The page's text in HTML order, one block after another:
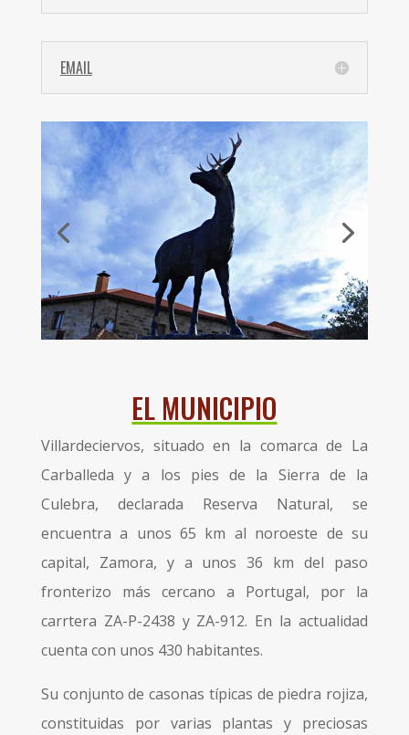
EMAIL
EL MUNICIPIO
Villardeciervos, situado en la comarca de La
Carballeda y a los pies de la Sierra de la
Culebra, declarada Reserva Natural, se
encuentra a unos 65 km al noroeste de su
capital, Zamora, y a unos 36 km del paso
fronterizo más cercano a Portugal, por la
carrtera ZA-P-2438 y ZA-912. En la actualidad
cuenta con unos 430 habitantes.
Su conjunto de casonas típicas de piedra rojiza,
constituidas por varias plantas y preciosas